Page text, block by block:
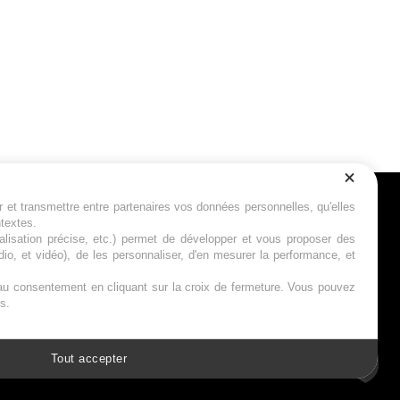
nous
transmettre entre partenaires vos données personnelles, qu'elles
précise, etc.) permet de développer et vous proposer des
et vidéo), de les personnaliser, d'en mesurer la performance, et
en cliquant sur la croix de fermeture. Vous pouvez
Tout accepter